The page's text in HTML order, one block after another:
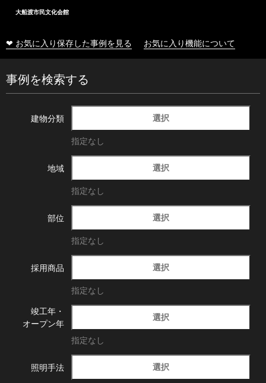
大船渡市民文化会館
❤ お気に入り保存した事例を見る お気に入り機能について
事例を検索する
建物分類 選択
指定なし
地域 選択
指定なし
部位 選択
指定なし
採用商品 選択
指定なし
竣工年・
オープン年
選択
指定なし
照明手法 選択